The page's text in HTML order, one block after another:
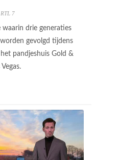
RTL 7
waarin drie generaties
gevolgd tijdens
pandjeshuis Gold &